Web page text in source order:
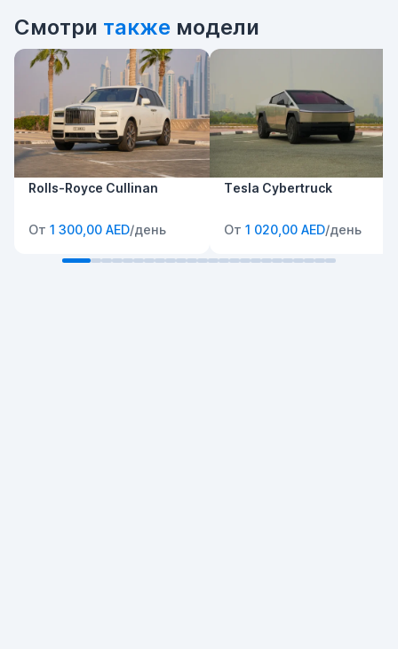
Смотри также модели
Rolls-Royce Cullinan
От 1 300,00 AED/день
Tesla Cybertruck
От 1 020,00 AED/день